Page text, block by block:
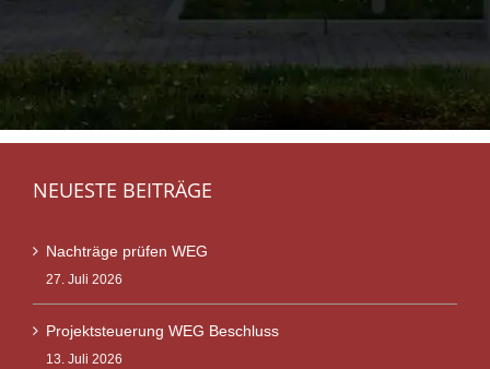
NEUESTE BEITRÄGE
Nachträge prüfen WEG
27. Juli 2026
Projektsteuerung WEG Beschluss
13. Juli 2026